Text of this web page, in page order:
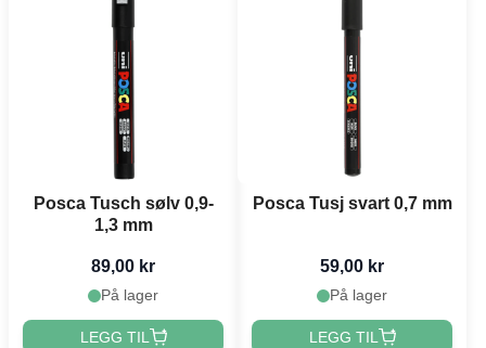
Posca Tusch sølv 0,9-
1,3 mm
89,00 kr
På lager
LEGG TIL
Posca Tusj svart 0,7 mm
59,00 kr
På lager
LEGG TIL